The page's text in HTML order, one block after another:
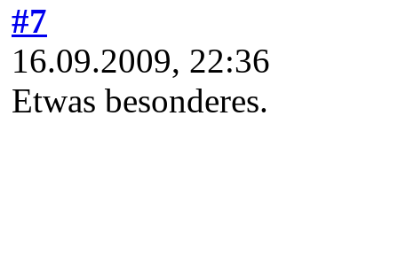
#7
16.09.2009, 22:36
Etwas besonderes.